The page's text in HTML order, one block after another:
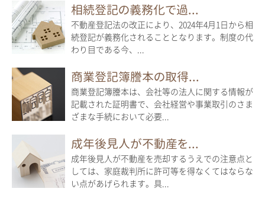
相続登記の義務化で過...
不動産登記法の改正により、2024年4月1日から相
続登記が義務化されることとなります。制度の代
わり目である今、...
商業登記簿謄本の取得...
商業登記簿謄本は、会社等の法人に関する情報が
記載された証明書で、会社経営や事業取引のさま
ざまな手続において必要...
成年後見人が不動産を...
成年後見人が不動産を売却するうえでの注意点と
しては、家庭裁判所に許可等を得なくてはならな
い点があげられます。具...